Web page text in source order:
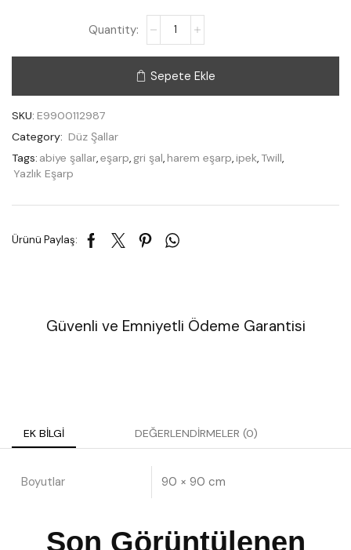
Sepete Ekle
SKU: E9900112987
Category: Düz Şallar
Tags: abiye şallar,eşarp, gri şal,harem eşarp,ipek, Twill,
Yazlık Eşarp
Ürünü Paylaş:
Güvenli ve Emniyetli Ödeme Garantisi
EK BILGI DEĞERLENDIRMELER (0)
Boyutlar 90 × 90 cm
Son Görüntülenen